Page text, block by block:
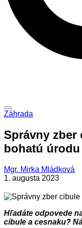
Záhrada
Správny zber
bohatú úrodu
Mgr. Mirka Mládková
1. augusta 2023
Hľadáte odpovede
cibule a cesnaku?